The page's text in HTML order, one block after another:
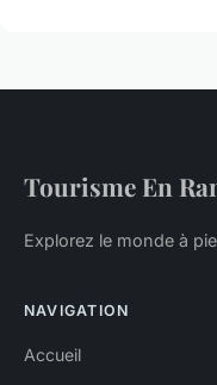
Tourisme En
Explorez le monde à
NAVIGATION
Accueil